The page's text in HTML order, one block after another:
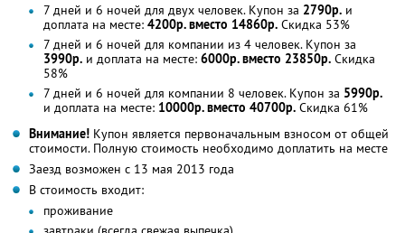
7 дней и 6 ночей для двух человек. Купон за 2790р. и
доплата на месте: 4200р. вместо 14860р. Скидка 53%
7 дней и 6 ночей для компании из 4 человек. Купон за
3990р. и доплата на месте: 6000р. вместо 23850р. Скидка
58%
7 дней и 6 ночей для компании 8 человек. Купон за 5990р.
и доплата на месте: 10000р. вместо 40700р. Скидка 61%
Внимание! Купон является первоначальным взносом от общей
стоимости. Полную стоимость необходимо доплатить на месте
Заезд возможен с 13 мая 2013 года
В стоимость входит:
проживание